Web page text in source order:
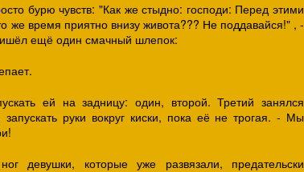
бурю чувств: "Как же стыдно: господи: Перед этими
же время приятно внизу живота??? Не поддавайся!" , -
ещё один смачный шлепок:
ей на задницу: один, второй. Третий занялся
руки вокруг киски, пока её не трогая. - Мы
девушки, которые уже развязали, предательски